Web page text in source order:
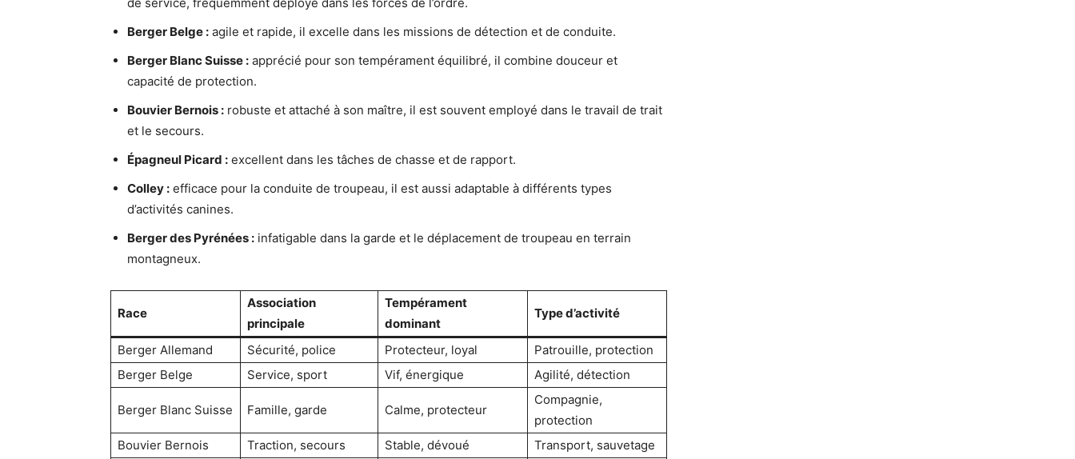
de service, fréquemment déployé dans les forces de l’ordre.
Berger Belge : agile et rapide, il excelle dans les missions de détection et de conduite.
Berger Blanc Suisse : apprécié pour son tempérament équilibré, il combine douceur et
capacité de protection.
Bouvier Bernois : robuste et attaché à son maître, il est souvent employé dans le travail de trait
et le secours.
Épagneul Picard : excellent dans les tâches de chasse et de rapport.
Colley : efficace pour la conduite de troupeau, il est aussi adaptable à différents types
d’activités canines.
Berger des Pyrénées : infatigable dans la garde et le déplacement de troupeau en terrain
montagneux.
Race
Association
principale
Tempérament
dominant
Type d’activité
Berger Allemand Sécurité, police Protecteur, loyal
Patrouille, protection
Berger Belge
Service, sport Vif, énergique Agilité, détection
Berger Blanc Suisse Famille, garde Calme, protecteur
Compagnie,
protection
Bouvier Bernois
Traction, secours Stable, dévoué
Transport, sauvetage